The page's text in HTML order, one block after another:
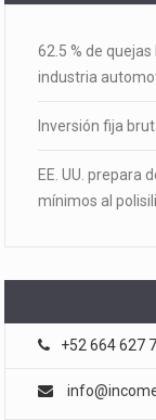
62.5 % de
industria
Inversión fija
EE. UU. prepara
mínimos al
+52 664 627